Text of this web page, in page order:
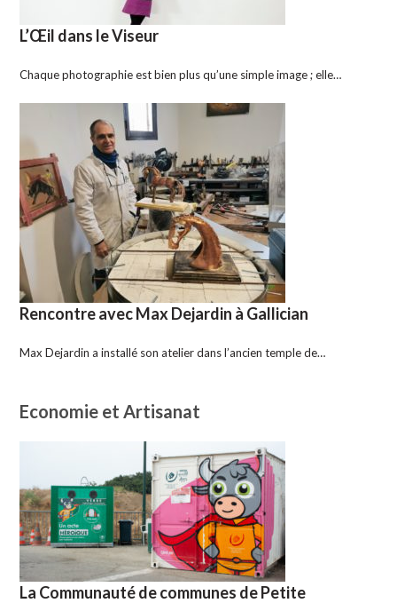
L’Œil dans le Viseur
Chaque photographie est bien plus qu’une simple image ; elle…
Rencontre avec Max Dejardin à Gallician
Max Dejardin a installé son atelier dans l’ancien temple de…
Economie et Artisanat
La Communauté de communes de Petite